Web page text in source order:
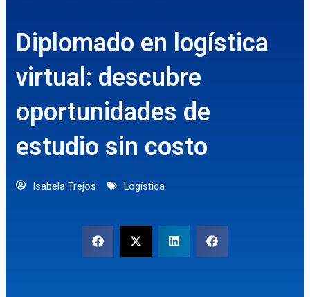
Diplomado en logística
virtual: descubre
oportunidades de
estudio sin costo
Isabela Trejos Logística